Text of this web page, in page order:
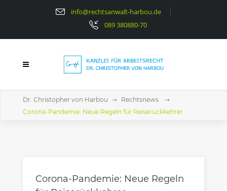
info@rechtsanwalt-harbou.de
089 380880-70
Dr. Christopher von Harbou
Rechtsnews
Corona-Pandemie: Neue Regeln für Reiserückkehrer
Corona-Pandemie: Neue Regeln